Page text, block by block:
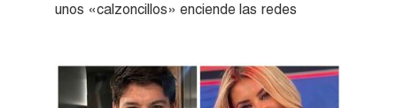
unos «calzoncillos» enciende las redes